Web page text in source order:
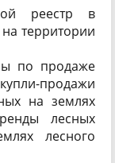
реестр в
территории
по продаже
продажи
на землях
лесных
лесного